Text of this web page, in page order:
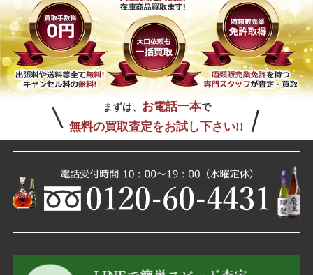
まずは、 お電話一本で
無料の買取査定をお試し下さい!!